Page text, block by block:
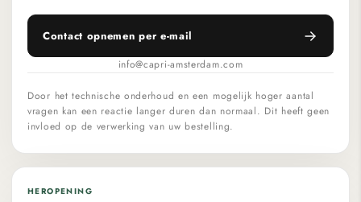
Contact opnemen per e-mail
info@capri-amsterdam.com
Door het technische onderhoud en een mogelijk hoger aantal
vragen kan een reactie langer duren dan normaal. Dit heeft geen
invloed op de verwerking van uw bestelling.
HEROPENING